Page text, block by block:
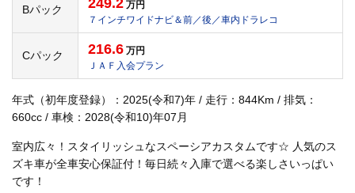
Bパック
万円
７インチワイドナビ＆前／後／車内ドラレコ
Cパック 216.6 万円
ＪＡＦ入会プラン
年式（初年度登録）：2025(令和7)年 / 走行：844Km / 排気：
660cc / 車検：2028(令和10)年07月
室内広々！スタイリッシュなスペーシアカスタムです☆ 人気のス
ズキ車が全車安心保証付！毎日続々入庫で選べる楽しさいっぱい
です！